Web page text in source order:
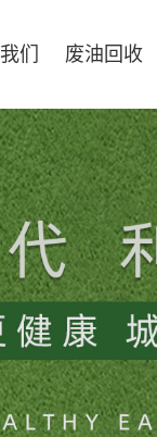
们 废油回收